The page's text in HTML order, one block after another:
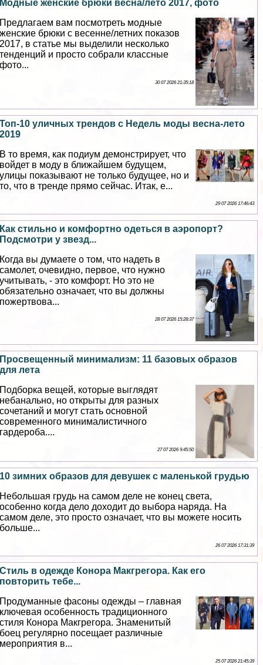
Модные женские брюки весна/лето 2017, фото
Предлагаем вам посмотреть модные
женские брюки с весенне/летних показов
2017, в статье мы выделили несколько
тенденций и просто собрали классные
фото...
30 07 2026 21:35:18
Топ-10 уличных трендов с Недель моды весна-лето
2019
В то время, как подиум демонстрирует, что
войдет в моду в ближайшем будущем,
улицы показывают не только будущее, но и
то, что в тренде прямо сейчас. Итак, е...
29 07 2026 17:46:43
Как стильно и комфортно одеться в аэропорт?
Подсмотри у звезд...
Когда вы думаете о том, что надеть в
самолет, очевидно, первое, что нужно
учитывать, - это комфорт. Но это не
обязательно означает, что вы должны
пожертвова...
28 07 2026 15:28:37
Просвещенный минимализм: 11 базовых образов
для лета
Подборка вещей, которые выглядят
небaнaльно, но открыты для разных
сочетаний и могут стать основной
современного минималистичного
гардероба....
27 07 2026 9:45:50
10 зимних образов для дeвyшек с маленькой гpyдью
Небольшая гpyдь на самом деле не конец света,
особенно когда дело доходит до выбора наряда. На
самом деле, это просто означает, что вы можете носить
больше...
26 07 2026 17:31:39
Стиль в одежде Конора Макгрегора. Как его
повторить тебе...
Продуманные фасоны одежды – главная
ключевая особенность традиционного
стиля Конора Макгрегора. Знаменитый
боец регулярно посещает различные
мероприятия в...
25 07 2026 21:45:39